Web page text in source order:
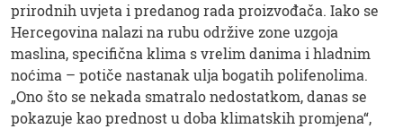
prirodnih uvjeta i predanog rada proizvođača. Iako se
Hercegovina nalazi na rubu održive zone uzgoja
maslina, specifična klima s vrelim danima i hladnim
noćima – potiče nastanak ulja bogatih polifenolima.
„Ono što se nekada smatralo nedostatkom, danas se
pokazuje kao prednost u doba klimatskih promjena“,